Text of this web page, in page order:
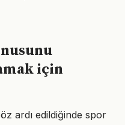
için
ardı edildiğinde spor